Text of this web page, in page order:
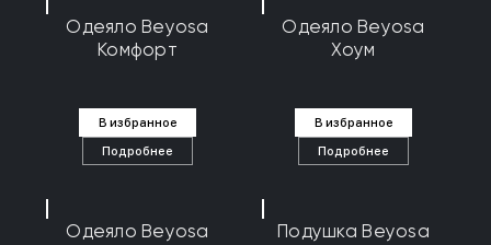
Одеяло Beyosa
Комфорт
В избранное
Подробнее
Одеяло Beyosa
Хоум
В избранное
Подробнее
Одеяло Beyosa
Подушка Beyosa